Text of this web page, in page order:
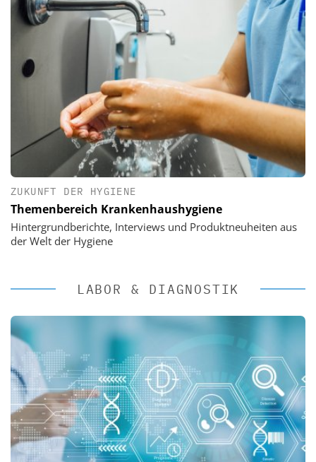
ZUKUNFT DER HYGIENE
Themenbereich Krankenhaushygiene
Hintergrundberichte, Interviews und Produktneuheiten aus
der Welt der Hygiene
LABOR & DIAGNOSTIK